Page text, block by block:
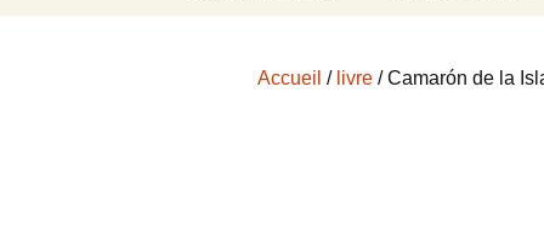
Accueil / livre / Camarón de la